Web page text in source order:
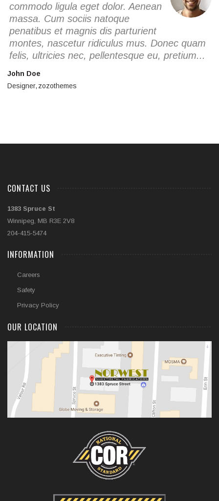
commodo ligula eget dolor. Aenean
massa. Cum sociis natoque
penatibus et magnis dis parturient
montes, nascetur ridiculus mus. Donec quam
felis, ultricies nec, pellentesque eu, pretium...
John Doe
Designer zozothemes
CONTACT US
1383 Spruce St
Winnipeg, MB R3E 2V8
204-415-5474
INFORMATION
Careers
Safety
Privacy Policy
OUR LOCATION